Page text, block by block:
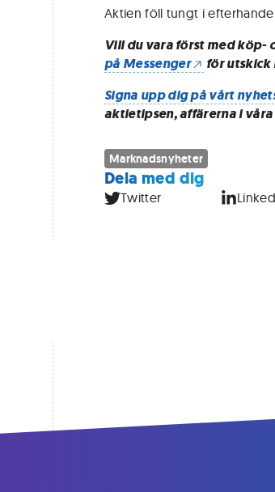
Aktien föll tungt i
Vill du vara först med köp-
på Messenger
för utskick
Signa upp dig på vårt
aktietipsen, affärerna i
Marknadsnyheter
Dela med dig
Twitter